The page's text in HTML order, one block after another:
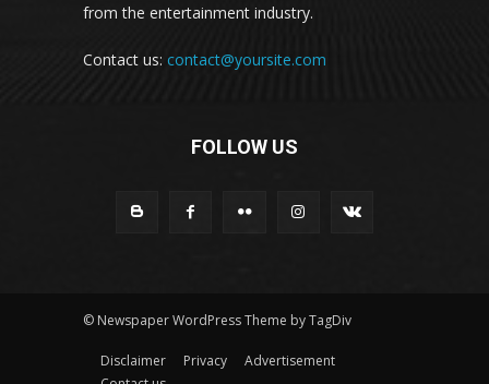
from the entertainment industry.
Contact us: contact@yoursite.com
FOLLOW US
© Newspaper WordPress Theme by TagDiv
Disclaimer Privacy
Advertisement